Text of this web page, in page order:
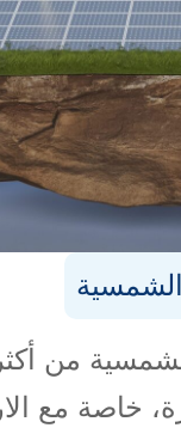
من
خاصة مع